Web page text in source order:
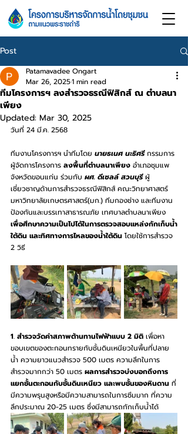
Post
ทีมโครงการฯ ลงสำรวจธรณีฟิสิกส์ ณ ตำบลนา
เพียง
Patamavadee Ongart
Mar 26, 20251 min read
Updated: Mar 30, 2025
วันที่ 24 มี.ค. 2568
ทีมงานโครงการฯ นำทีมโดย นายธเนศ นะธิศรี กรรมการ
ผู้จัดการโครงการ ลงพื้นที่ตำบลนาเพียง อำเภอชุมแพ
จังหวัดขอนแก่น ร่วมกับ ผศ. ดีเซลล์ สวนบุรี ผู้
เชี่ยวชาญด้านการสำรวจธรณีฟิสิกส์ คณะวิทยาศาสตร์
มหาวิทยาลัยเกษตรศาสตร์(มก.) ทีมกองช่าง และทีมงาน
ป้องกันและบรรเทาสาธารณภัย เทศบาลตำบลนาเพียง
เพื่อศึกษาความเป็นไปได้ในการตรวจสอบแหล่งกักเก็บน้ำ
ใต้ดิน และทิศทางการไหลของน้ำใต้ดิน โดยใช้การสำรวจ
2 วิธี
1. สำรวจวัดค่าสภาพต้านทานไฟฟ้าแบบ 2 มิติ เพื่อหา
ขอบเขตของตะกอนทรายกับชั้นดินเหนียวในพื้นที่ปลาย
น้ำ ความยาวแนวสำรวจ 500 เมตร ความลึกในการ
สำรวจมากกว่า 50 เมตร ผลการสำรวจบ่งบอกถึงการ
แยกชั้นตะกอนกับชั้นดินเหนียว และพบชั้นของหินดาน ที่
มีความพรุนสูงหรือมีความสามารถในการซึมมาก ที่ความ
ลึกประมาณ 20-25 เมตร ซึ่งมีสามารถกักเก็บน้ำได้